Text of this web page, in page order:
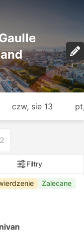
czw, sie 13
2
Filtry
Zalecane